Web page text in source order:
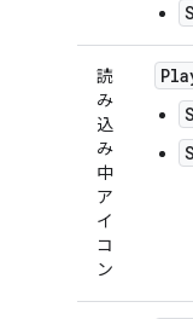
読
み
込
み
中
ア
イ
コ
ン